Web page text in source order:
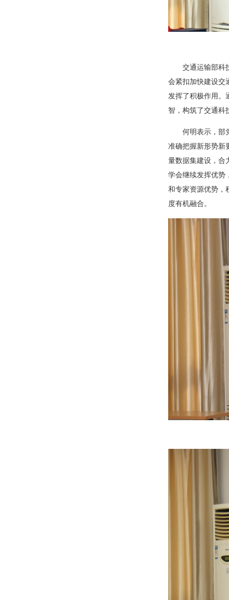
交通运输部科
会紧扣加快建设交
发挥了积极作用。
智，构筑了交通科
何明表示，部
准确把握新形势新
量数据集建设，合
学会继续发挥优势
和专家资源优势，
度有机融合。